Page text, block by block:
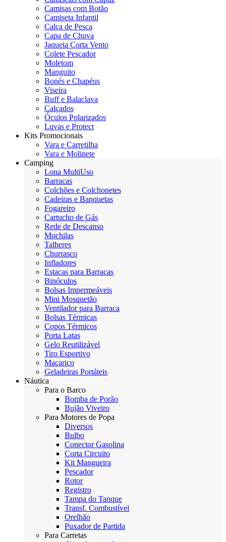
Camisas com Botão
Camiseta Infantil
Calça de Pesca
Capa de Chuva
Jaqueta Corta Vento
Colete Pescador
Moletom
Manguito
Bonés e Chapéus
Viseira
Buff e Balaclava
Calçados
Óculos Polarizados
Luvas e Protect
Kits Promocionais
Vara e Carretilha
Vara e Molinete
Camping
Lona MultiUso
Barracas
Colchões e Colchonetes
Cadeiras e Banquetas
Fogareiro
Cartucho de Gás
Rede de Descanso
Mochilas
Talheres
Churrasco
Infladores
Estacas para Barracas
Binóculos
Bolsas Impermeáveis
Mini Mosquetão
Ventilador para Barraca
Bolsas Térmicas
Copos Térmicos
Porta Latas
Gelo Reutilizável
Tiro Esportivo
Maçarico
Geladeiras Portáteis
Náutica
Para o Barco
Bomba de Porão
Bujão Viveiro
Para Motores de Popa
Diversos
Bulbo
Conector Gasolina
Corta Circuito
Kit Mangueira
Pescador
Rotor
Registro
Tampa do Tanque
Transf. Combustível
Orelhão
Puxador de Partida
Para Carretas